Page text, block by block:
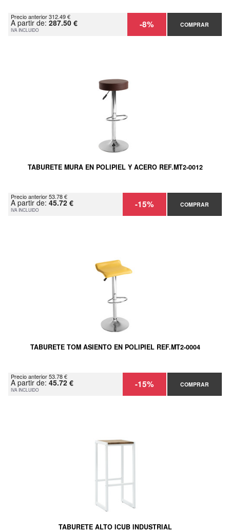
Precio anterior 312.49 €
A partir de: 287.50 €
IVA INCLUIDO -8% COMPRAR
TABURETE MURA EN POLIPIEL Y ACERO REF.MT2-0012
Precio anterior 53.78 €
A partir de: 45.72 €
IVA INCLUIDO -15% COMPRAR
TABURETE TOM ASIENTO EN POLIPIEL REF.MT2-0004
Precio anterior 53.78 €
A partir de: 45.72 €
IVA INCLUIDO -15% COMPRAR
TABURETE ALTO ICUB INDUSTRIAL